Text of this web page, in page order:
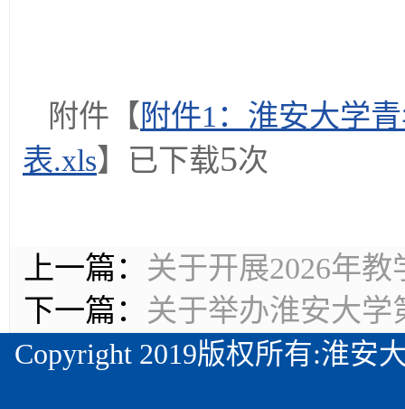
附件【 附件1：淮安大学
表.xls】已下载5次
上一篇： 关于开展2026年
下一篇： 关于举办淮安大
Copyright 2019版权所有:淮安